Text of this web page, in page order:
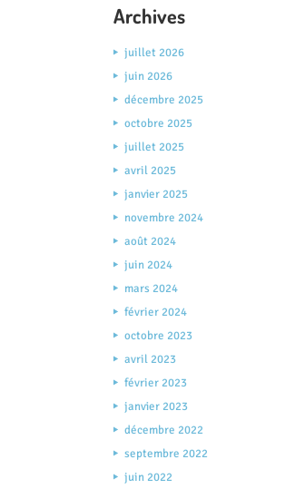
Archives
juillet 2026
juin 2026
décembre 2025
octobre 2025
juillet 2025
avril 2025
janvier 2025
novembre 2024
août 2024
juin 2024
mars 2024
février 2024
octobre 2023
avril 2023
février 2023
janvier 2023
décembre 2022
septembre 2022
juin 2022